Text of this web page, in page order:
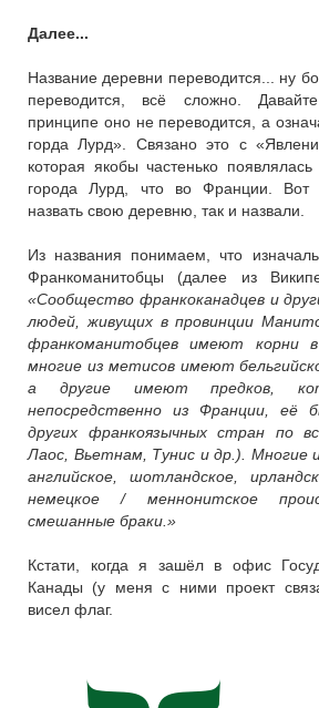
Далее...
Название деревни переводится... ну
переводится, всё сложно.
принципе оно не переводится, а
горда Лурд». Связано это с
которая якобы частенько
города Лурд, что во Франции. Вот
назвать свою деревню, так и назвали.
Из названия понимаем, что
Франкоманитобцы (далее из
«Сообщество франкоканадцев и
людей, живущих в провинции
франкоманитобцев имеют корни в
многие из метисов имеют
а другие имеют предков,
непосредственно из Франции, её
других франкоязычных стран по
Лаос, Вьетнам, Тунис и др.).
английское, шотландское,
немецкое / меннонитское
смешанные браки.»
Кстати, когда я зашёл в офис
Канады (у меня с ними проект
висел флаг.